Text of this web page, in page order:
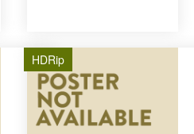
HDRip